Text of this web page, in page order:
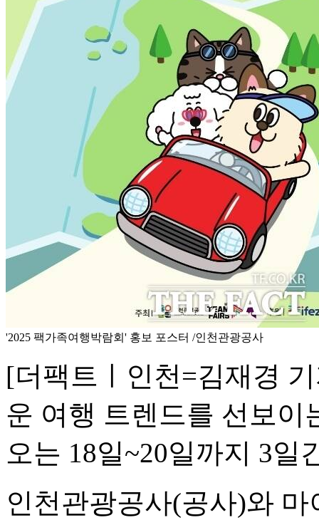
'2025 팩가족여행박람회' 홍보 포스터 /인천관광공사
[더팩트ㅣ인천=김재경
운 여행 트렌드를 선보이
오는 18일~20일까지 3일
인천관광공사(공사)와